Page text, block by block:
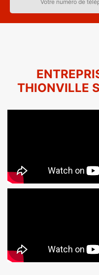
THIONVILLE